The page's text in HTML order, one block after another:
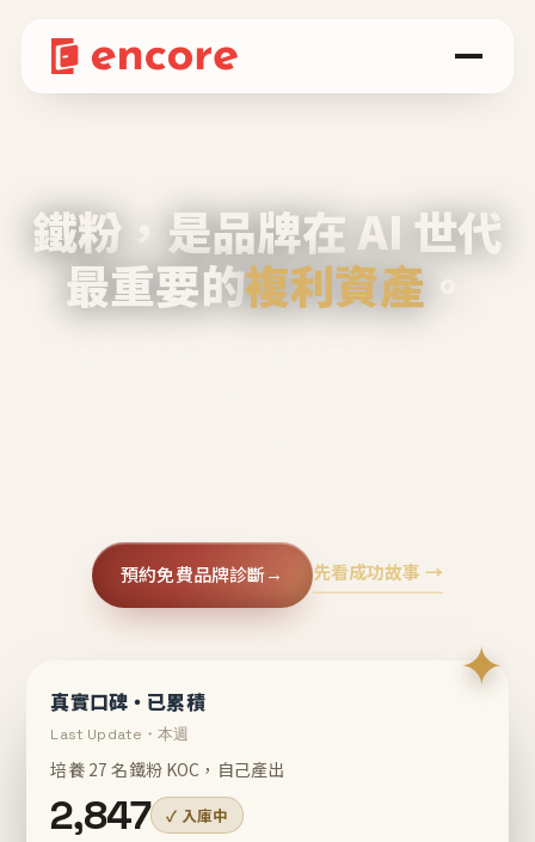
鐵粉，是品牌在 AI 世代
最重要的複利資產 。
預約免費品牌診斷→ 先看成功故事 →
✦
真實口碑・已累積
Last Update・本週
培養 27 名鐵粉 KOC，自己產出
2,847 ✓ 入庫中